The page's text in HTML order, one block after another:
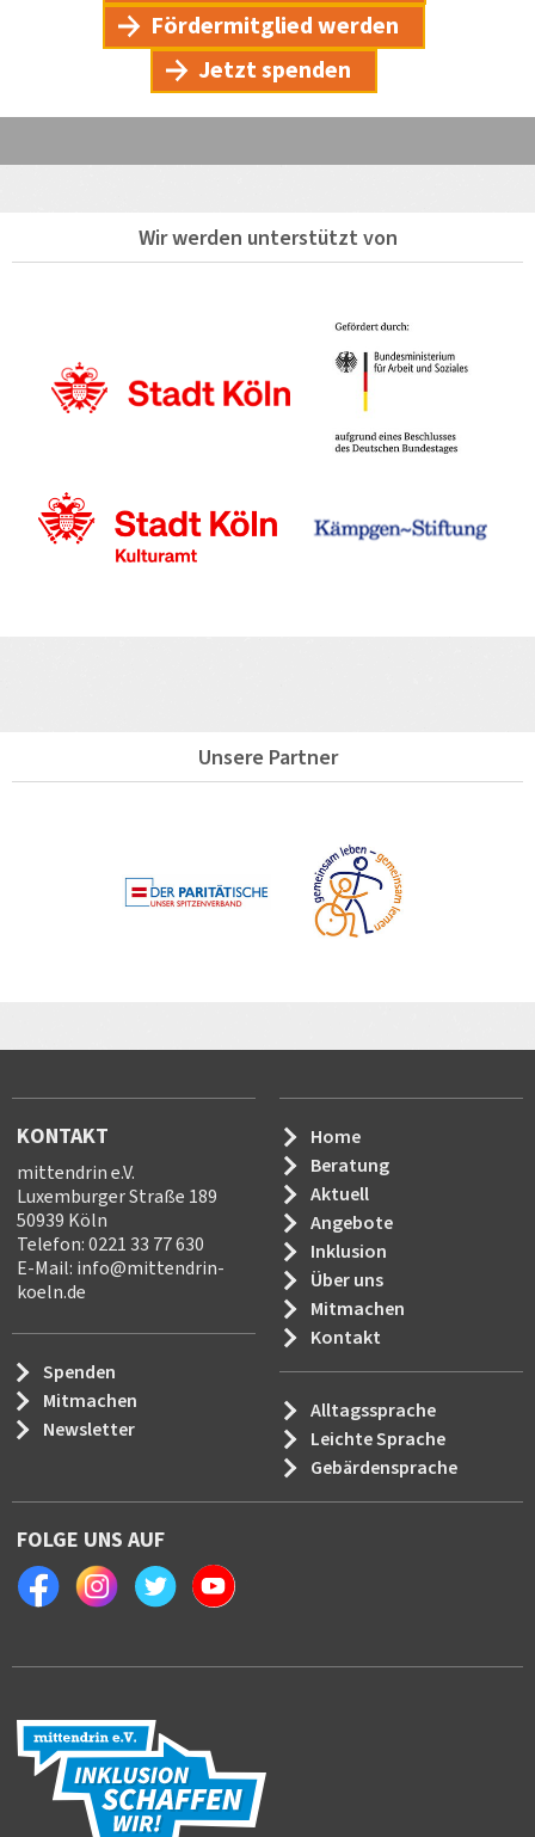
Fördermitglied werden
Jetzt spenden
Wir werden unterstützt von
Unsere Partner
KONTAKT
mittendrin e.V.
Luxemburger Straße 189
50939 Köln
Telefon: 0221 33 77 630
E-Mail: info@mittendrin-
koeln.de
Spenden
Mitmachen
Newsletter
Home
Beratung
Aktuell
Angebote
Inklusion
Über uns
Mitmachen
Kontakt
Alltagssprache
Leichte Sprache
Gebärdensprache
FOLGE UNS AUF
FacebookInstagramTwitter